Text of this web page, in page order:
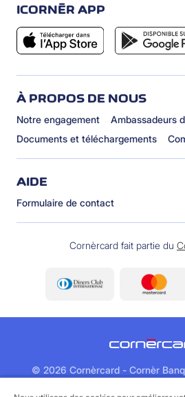
ICORNÈR APP
À PROPOS DE NOUS
Notre engagement
Ambassadeurs
Documents et téléchargements
AIDE
Formulaire de contact
Cornèrcard fait partie du
© 2026 Cornèrcard - Cornèr